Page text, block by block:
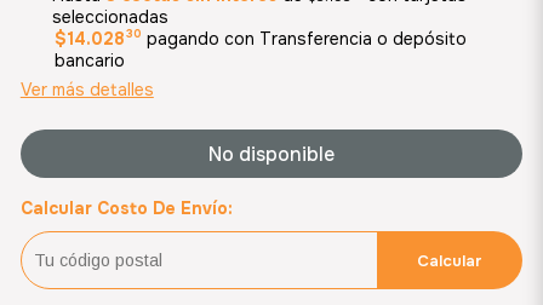
seleccionadas
$14.02830 pagando con Transferencia o depósito
bancario
Ver más detalles
No disponible
Calcular Costo De Envío:
Calcular